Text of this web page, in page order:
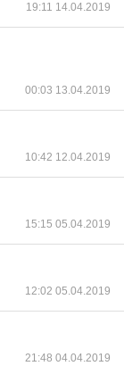
19:11 14.04.2019
00:03 13.04.2019
10:42 12.04.2019
15:15 05.04.2019
12:02 05.04.2019
21:48 04.04.2019